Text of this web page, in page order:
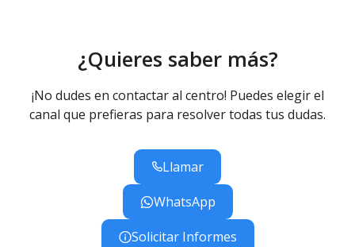
¿Quieres saber más?
¡No dudes en contactar al centro! Puedes elegir el
canal que prefieras para resolver todas tus dudas.
Llamar
WhatsApp
Solicitar Informes